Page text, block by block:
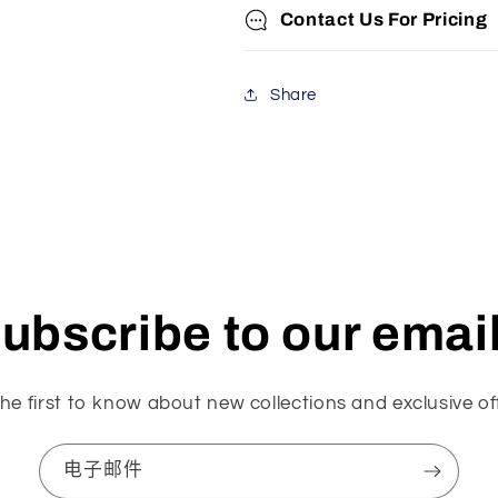
Contact Us For Pricing
Share
to our
first to know about new collections and exclusive
电子邮件